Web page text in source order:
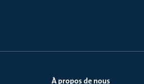
À propos de nous